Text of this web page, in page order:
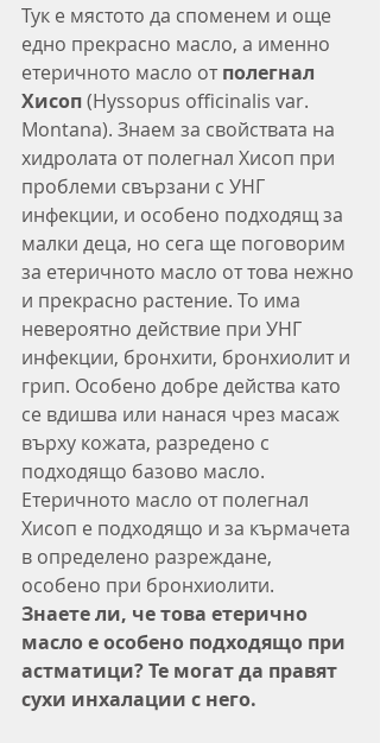
Тук е мястото да споменем и още
едно прекрасно масло, а именно
етеричното масло от полегнал
Хисоп (Hyssopus officinalis var.
Montana). Знаем за свойствата на
хидролата от полегнал Хисоп при
проблеми свързани с УНГ
инфекции, и особено подходящ за
малки деца, но сега ще поговорим
за етеричното масло от това нежно
и прекрасно растение. То има
невероятно действие при УНГ
инфекции, бронхити, бронхиолит и
грип. Особено добре действа като
се вдишва или нанася чрез масаж
върху кожата, разредено с
подходящо базово масло.
Етеричното масло от полегнал
Хисоп е подходящо и за кърмачета
в определено разреждане,
особено при бронхиолити.
Знаете ли, че това етерично
масло е особено подходящо при
астматици? Те могат да правят
сухи инхалации с него.